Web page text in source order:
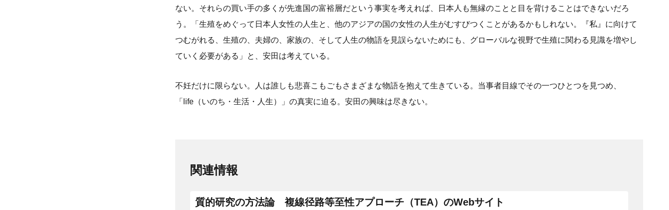
ない。それらの買い手の多くが先進国の富裕層だという事実を考えれば、日本人も無縁のことと目を背けることはできないだろ
う。「生殖をめぐって日本人女性の人生と、他のアジアの国の女性の人生がむすびつくことがあるかもしれない。『私』に向けて
つむがれる、生殖の、夫婦の、家族の、そして人生の物語を見誤らないためにも、グローバルな視野で生殖に関わる見識を増やし
ていく必要がある」と、安田は考えている。
不妊だけに限らない。人は誰しも悲喜こもごもさまざまな物語を抱えて生きている。当事者目線でその一つひとつを見つめ、
「life（いのち・生活・人生）」の真実に迫る。安田の興味は尽きない。
関連情報
質的研究の方法論 複線径路等至性アプローチ（TEA）のWebサイト